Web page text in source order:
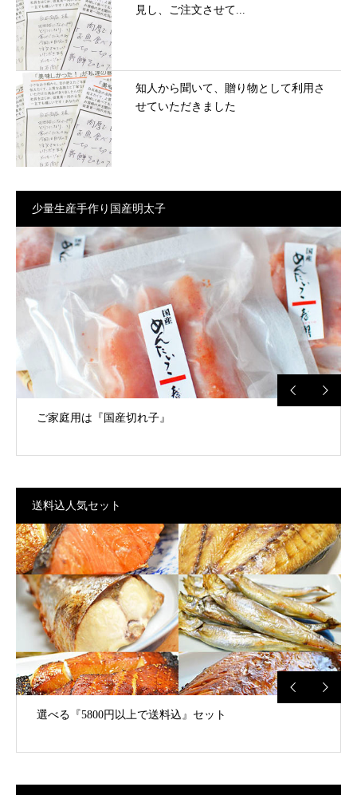
見し、ご注文させて...
知人から聞いて、贈り物として利用さ
せていただきました
少量生産手作り国産明太子
ご家庭用は『国産切れ子』
送料込人気セット
選べる『5800円以上で送料込』セット